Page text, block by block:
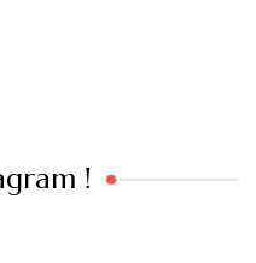
!